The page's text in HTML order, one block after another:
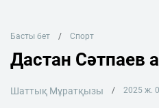
Басты бет Спорт
Дастан Сәтпаев
Шаттық Мұратқызы 2025 ж.